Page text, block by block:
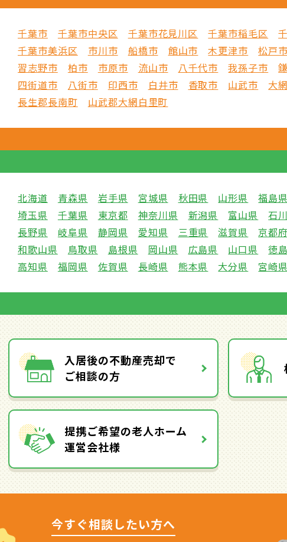
千葉市 千葉市中央区 千葉市花見川区 千葉市稲毛区
千葉市美浜区
市川市 船橋市 館山市 木更津市 松戸市
習志野市
柏市 市原市 流山市 八千代市 我孫子市
四街道市
八街市 印西市 白井市 香取市 山武市 大
長生郡長南町
山武郡大網白里町
北海道 青森県 岩手県 宮城県 秋田県 山形県 福島県
埼玉県
千葉県 東京都 神奈川県 新潟県 富山県 石
長野県
岐阜県 静岡県 愛知県 三重県 滋賀県 京都府
和歌山県
鳥取県 島根県 岡山県 広島県 山口県 徳
高知県
福岡県 佐賀県 長崎県 熊本県 大分県 宮崎県
入居後の不動産売却で
ご相談の方
提携ご希望の老人ホーム
運営会社様
今すぐ相談したい方へ